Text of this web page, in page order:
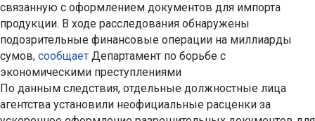
связанную с оформлением документов для импорта
продукции. В ходе расследования обнаружены
подозрительные финансовые операции на миллиарды
сумов, сообщает Департамент по борьбе с
экономическими преступлениями
По данным следствия, отдельные должностные лица
агентства установили неофициальные расценки за